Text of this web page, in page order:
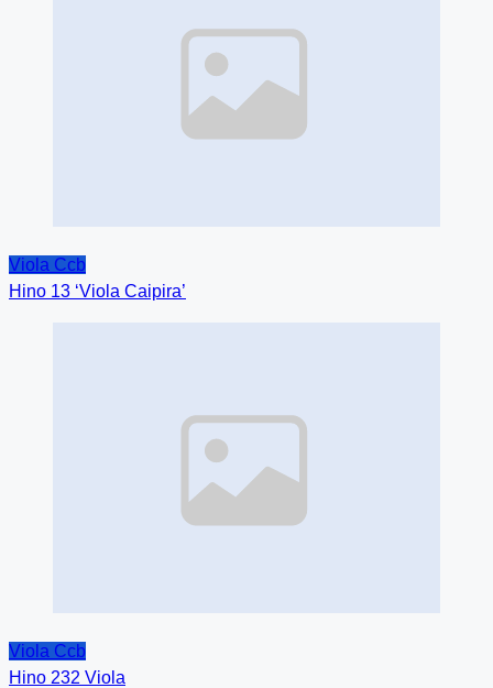
Viola Ccb
Hino 13 ‘Viola Caipira’
Viola Ccb
Hino 232 Viola